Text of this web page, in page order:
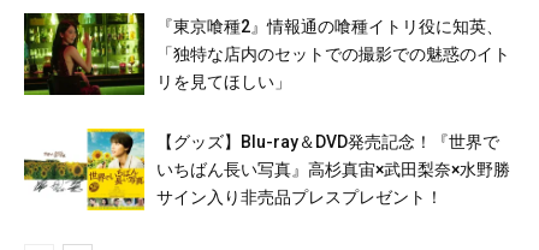
『東京喰種2』情報通の喰種イトリ役に知英、
「独特な店内のセットでの撮影での魅惑のイト
リを見てほしい」
【グッズ】Blu-ray＆DVD発売記念！『世界で
いちばん長い写真』高杉真宙×武田梨奈×水野勝
サイン入り非売品プレスプレゼント！